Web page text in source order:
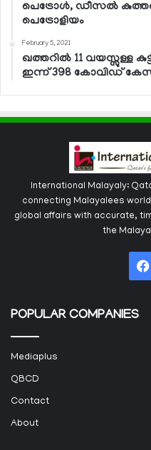
പെട്രോള്‍, ഡീസല്‍
പെട്രോളിയം
February 5, 2021
ഖത്തറില്‍ 11 വയസ്സുള്ള
ഇന്ന് 398 കോവിഡ്
International Malayaly:
connecting Malayalees
global affairs with accurate,
the
POPULAR COMPANIES
Mediaplus
QBCD
Contact
About